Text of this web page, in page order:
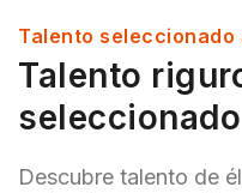
Talento seleccionado
Talento
seleccionado
Descubre talento de